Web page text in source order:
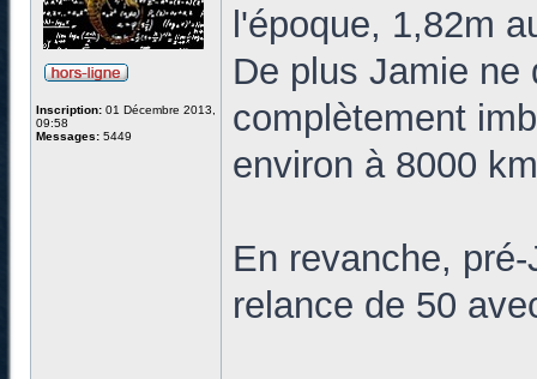
Inscription: 01 Décembre 2013,
09:58
Messages: 5449
l'époque, 1,82m
De plus Jamie ne
complètement
environ à 8000
En revanche,
relance de 50